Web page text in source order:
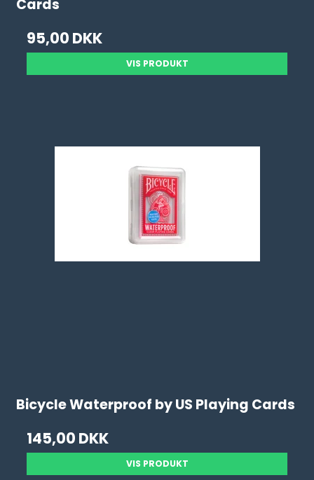
Cards
95,00 DKK
VIS PRODUKT
Bicycle Waterproof by US Playing Cards
145,00 DKK
VIS PRODUKT